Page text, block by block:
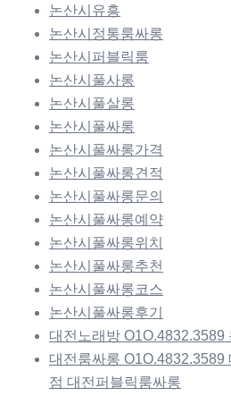
논산시유흥
논산시정통룸싸롱
논산시퍼블릭룸
논산시풀사롱
논산시풀살롱
논산시풀싸롱
논산시풀싸롱가격
논산시풀싸롱견적
논산시풀싸롱문의
논산시풀싸롱예약
논산시풀싸롱위치
논산시풀싸롱추천
논산시풀싸롱코스
논산시풀싸롱후기
대전노래방 O1O.4832.3589
대전룸싸롱 O1O.4832.3589
점 대전퍼블릭룸싸롱